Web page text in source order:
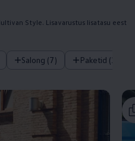
Style. Lisavarustus lisatasu eest
Salong (7) Paketid (1)